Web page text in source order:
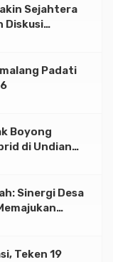
Sejahtera
Diskusi
Padati
Boyong
di Undian
Sinergi Desa
Teken 19